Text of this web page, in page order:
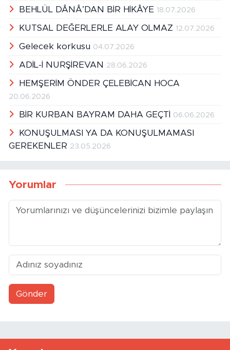
ÖMÜR BİR BAHADIR, BİLENE25.07.2026
BEHLÜL DÂNÂ’DAN BİR HİKÂYE 18.07.2026
KUTSAL DEĞERLERLE ALAY OLMAZ
Gelecek korkusu04.07.2026
ADİL-İ NURŞİREVAN28.06.2026
HEMŞERİM ÖNDER ÇELEBİCAN HOCA
20.06.2026
BİR KURBAN BAYRAM DAHA GEÇTİ 06.06.2026
KONUŞULMASI YA DA KONUŞULMAMASI
Yorumlar